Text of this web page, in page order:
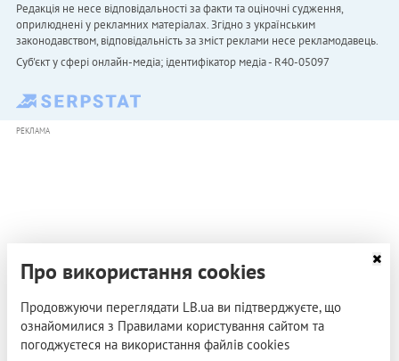
Редакція не несе відповідальності за факти та оціночні судження,
оприлюднені у рекламних матеріалах. Згідно з українським
законодавством, відповідальність за зміст реклами несе рекламодавець.
Cуб'єкт у сфері онлайн-медіа; ідентифікатор медіа - R40-05097
РЕКЛАМА
Про використання cookies
Продовжуючи переглядати LB.ua ви підтверджуєте, що
ознайомилися з Правилами користування сайтом та
погоджуєтеся на використання файлів cookies